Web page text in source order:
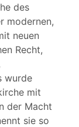
des
modernen,
neuen
Recht,
wurde
mit
der Macht
sie so